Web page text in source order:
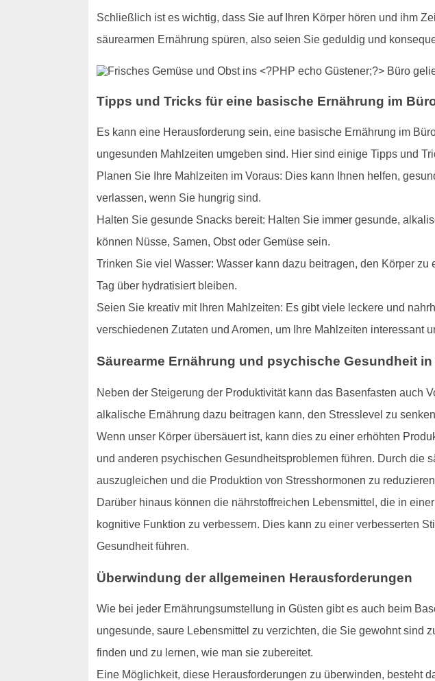
Schließlich ist es wichtig, dass Sie auf Ihren Körper hören und ihm
säurearmen Ernährung spüren, also seien Sie geduldig und
Tipps und Tricks für eine basische Ernährung im
Es kann eine Herausforderung sein, eine basische Ernährung im
ungesunden Mahlzeiten umgeben sind. Hier sind einige Tipps und
Planen Sie Ihre Mahlzeiten im Voraus: Dies kann Ihnen helfen,
verlassen, wenn Sie hungrig sind.
Halten Sie gesunde Snacks bereit: Halten Sie immer gesunde,
können Nüsse, Samen, Obst oder Gemüse sein.
Trinken Sie viel Wasser: Wasser kann dazu beitragen, den Körper
Tag über hydratisiert bleiben.
Seien Sie kreativ mit Ihren Mahlzeiten: Es gibt viele leckere und
verschiedenen Zutaten und Aromen, um Ihre Mahlzeiten interessant
Säurearme Ernährung und psychische Gesundheit in
Neben der Steigerung der Produktivität kann das Basenfasten auch
alkalische Ernährung dazu beitragen kann, den Stresslevel zu
Wenn unser Körper übersäuert ist, kann dies zu einer erhöhten
und anderen psychischen Gesundheitsproblemen führen. Durch die
auszugleichen und die Produktion von Stresshormonen zu
Darüber hinaus können die nährstoffreichen Lebensmittel, die in
kognitive Funktion zu verbessern. Dies kann zu einer verbesserten
Gesundheit führen.
Überwindung der allgemeinen Herausforderungen
Wie bei jeder Ernährungsumstellung in Güsten gibt es auch beim
ungesunde, saure Lebensmittel zu verzichten, die Sie gewohnt sind
finden und zu lernen, wie man sie zubereitet.
Eine Möglichkeit, diese Herausforderungen zu überwinden, besteht